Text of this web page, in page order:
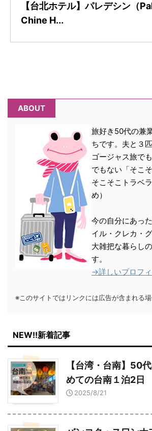
【台北ホテル】パレデシン（
Chine H...
ABOUT
旅好き50代の兼
ちです。夫と３
ゴージャス旅で
でもない「そこ
そこそこトラベ
め）
今の自分にあっ
イル・クレカ・
大雑把な暮らし
す。
→詳しいプロフ
※このサイトではリンクには広告が含まれる
NEW!!新着記事
【台湾・台南】50
めての台南１泊2日
2025/8/21